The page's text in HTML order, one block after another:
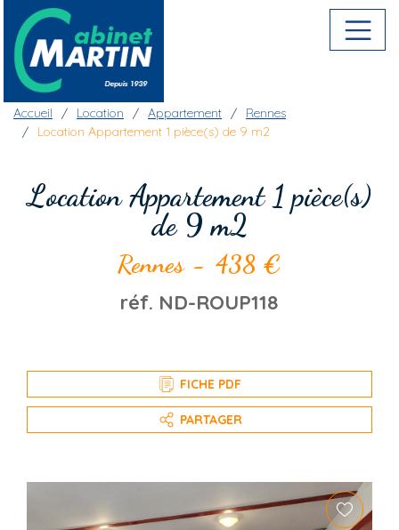
Aller au contenu principal
Fil d'Ariane
Accueil Location Appartement
Rennes
Location Appartement 1 pièce(s) de 9 m2
Location Appartement 1 pièce(s)
de 9 m2
Rennes - 438 €
réf. ND-ROUP118
FICHE PDF
PARTAGER